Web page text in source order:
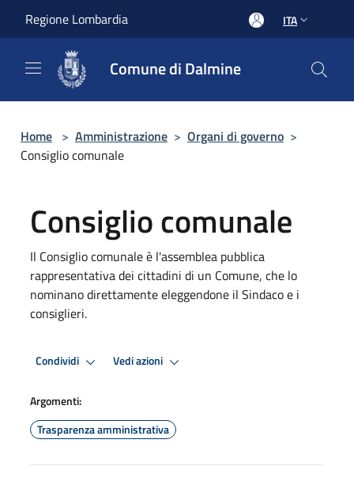
Regione Lombardia ITA
Comune di Dalmine
Home > Amministrazione > Organi di governo >
Consiglio comunale
Consiglio comunale
Il Consiglio comunale è l'assemblea pubblica
rappresentativa dei cittadini di un Comune, che lo
nominano direttamente eleggendone il Sindaco e i
consiglieri.
Condividi Vedi azioni
Argomenti:
Trasparenza amministrativa